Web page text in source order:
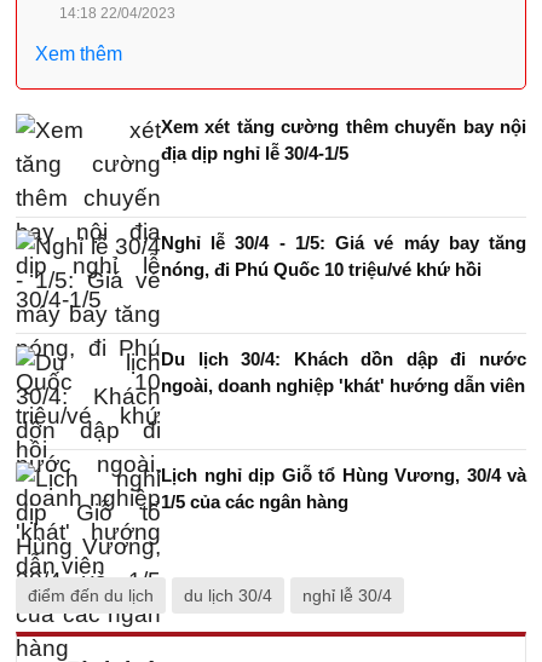
14:18 22/04/2023
Xem thêm
Xem xét tăng cường thêm chuyến bay nội
địa dịp nghỉ lễ 30/4-1/5
Nghỉ lễ 30/4 - 1/5: Giá vé máy bay tăng
nóng, đi Phú Quốc 10 triệu/vé khứ hồi
Du lịch 30/4: Khách dồn dập đi nước
ngoài, doanh nghiệp 'khát' hướng dẫn viên
Lịch nghỉ dịp Giỗ tổ Hùng Vương, 30/4 và
1/5 của các ngân hàng
điểm đến du lịch du lịch 30/4 nghỉ lễ 30/4